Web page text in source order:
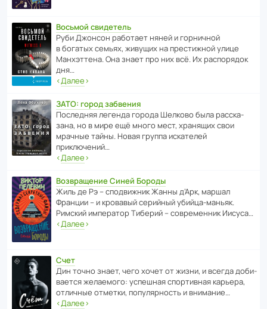
Восьмой свидетель
Руби Джонсон рабо­тает няней и горни­чной
в богатых семьях, живущих на прес­ти­жной улице
Манх­эт­тена. Она знает про них всё. Их распо­рядок
дня…
‹Далее›
ЗАТО: город забвения
После­дняя легенда города Шелково была расска­
зана, но в мире ещё много мест, хранящих свои
мрачные тайны. Новая группа иска­телей
приключений…
‹Далее›
Возвращение Синей Бороды
Жиль де Рэ – спод­ви­жник Жанны д’Арк, маршал
Франции – и кровавый серийный убийца-маньяк.
Римский импе­ратор Тиберий – совре­менник Иисуса…
‹Далее›
Счет
Дин точно знает, чего хочет от жизни, и всегда доби­
ва­ется жела­е­мого: успе­шная спор­ти­вная карьера,
отли­чные отметки, попу­ля­р­ность и внимание…
‹Далее›